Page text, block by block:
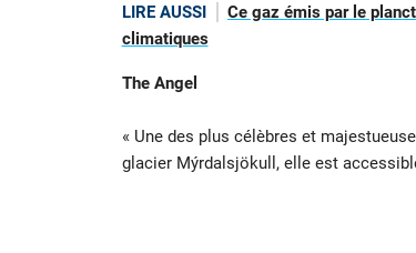
LIRE AUSSI
Ce gaz émis par le
climatiques
The Angel
« Une des plus célèbres et
glacier Mýrdalsjökull, elle est